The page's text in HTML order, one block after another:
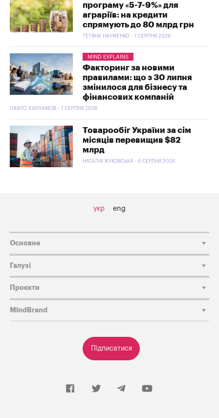
програму «5-7-9%» для
аграріїв: на кредити
спрямують до 80 млрд грн
ТЕТЯНА НАУМЕНКО - 7 СЕРПНЯ 2026
MIND EXPLAINS
Факторинг за новими
правилами: що з 30 липня
змінилося для бізнесу та
фінансових компаній
ПАВЛО ХАРЛАМОВ - 7 СЕРПНЯ 2026
Товарообіг України за сім
місяців перевищив $82
млрд
НАТАЛІЯ ЖУКОВСЬКА - 6 СЕРПНЯ 2026
укр eng
Підписатися
Основне
Галузі
Проєкти
MindBrand